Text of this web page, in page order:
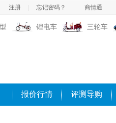
注册 忘记密码？ 商情通
锂电车 三轮车
报价行情 评测导购